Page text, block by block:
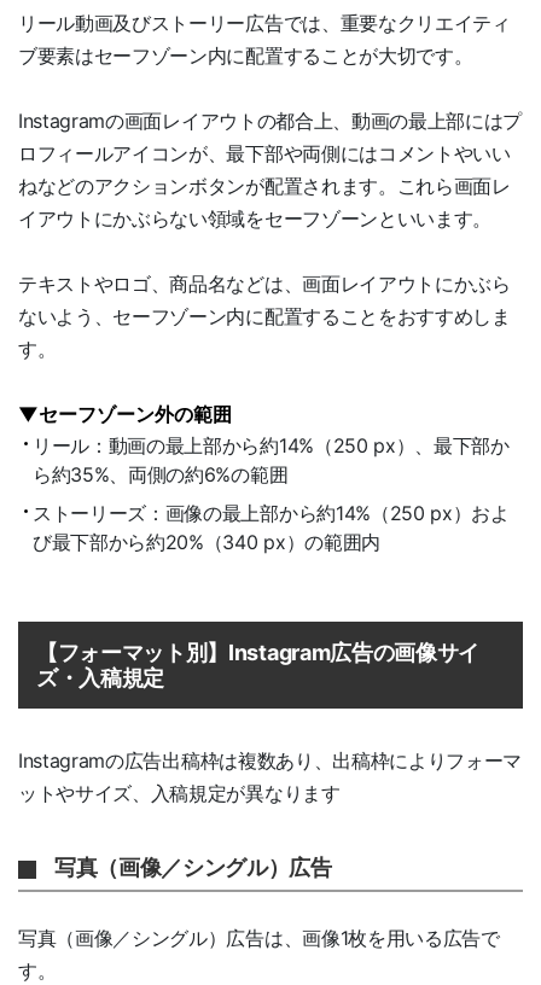
リール動画及びストーリー広告では、重要なクリエイティ
ブ要素はセーフゾーン内に配置することが大切です。
Instagramの画面レイアウトの都合上、動画の最上部にはプ
ロフィールアイコンが、最下部や両側にはコメントやいい
ねなどのアクションボタンが配置されます。これら画面レ
イアウトにかぶらない領域をセーフゾーンといいます。
テキストやロゴ、商品名などは、画面レイアウトにかぶら
ないよう、セーフゾーン内に配置することをおすすめしま
す。
▼セーフゾーン外の範囲
リール：動画の最上部から約14%（250 px）、最下部か
ら約35%、両側の約6%の範囲
ストーリーズ：画像の最上部から約14%（250 px）およ
び最下部から約20%（340 px）の範囲内
【フォーマット別】Instagram広告の画像サイ
ズ・入稿規定
Instagramの広告出稿枠は複数あり、出稿枠によりフォーマ
ットやサイズ、入稿規定が異なります
写真（画像／シングル）広告
写真（画像／シングル）広告は、画像1枚を用いる広告で
す。